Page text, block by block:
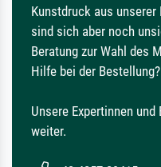
Kunstdruck aus unserer
sind sich aber noch
Beratung zur Wahl des
Hilfe bei der Bestellung?
Unsere Expertinnen
weiter.